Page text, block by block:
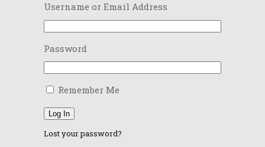
Username or Email Address
Password
Remember Me
Log In
Lost your password?